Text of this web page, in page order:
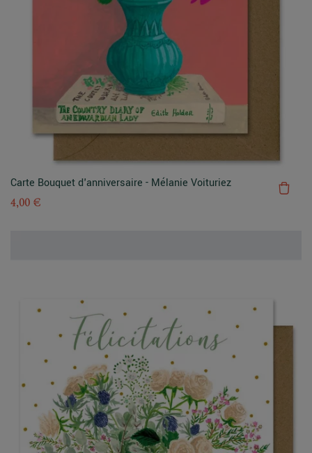
Carte Bouquet d'anniversaire - Mélanie Voituriez
4,00 €